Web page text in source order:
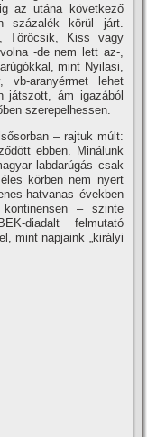
az utána következő
százalék körül járt.
Törőcsik, Kiss vagy
-de nem lett az-,
mint Nyilasi,
vb-aranyérmet lehet
játszott, ám igazából
szerepelhessen.
– rajtuk múlt:
ebben. Minálunk
labdarúgás csak
körben nem nyert
hatvanas években
– szinte
diadalt felmutató
mint napjaink „királyi